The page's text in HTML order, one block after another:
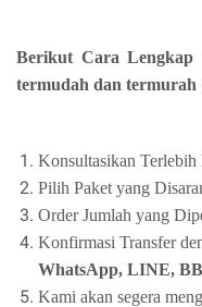
Berikut Cara Lengkap
termudah dan termurah
Konsultasikan Terlebih
Pilih Paket yang
Order Jumlah yang
Konfirmasi Transfer
WhatsApp, LINE,
Kami akan segera